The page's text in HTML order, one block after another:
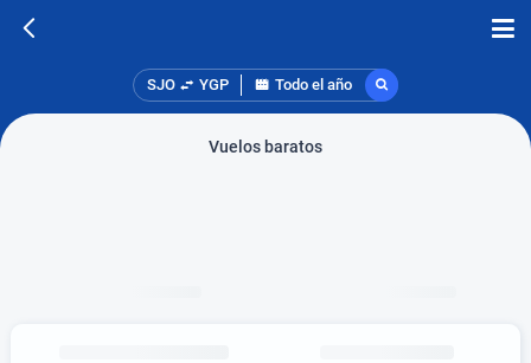
SJO YGP Todo el año
Vuelos baratos